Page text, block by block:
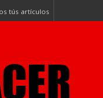
tús artículos